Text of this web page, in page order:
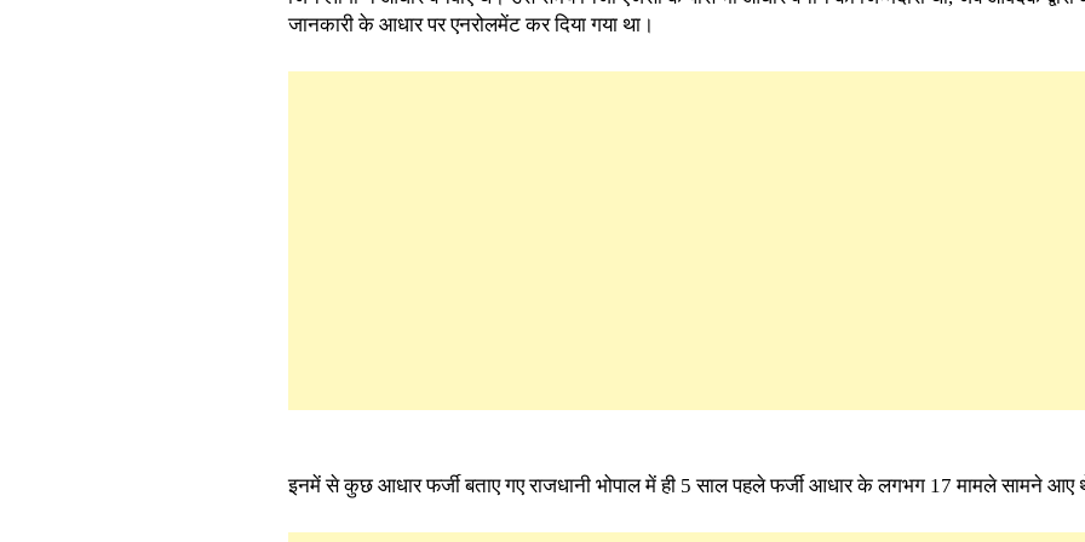
जानकारी के आधार पर एनरोलमेंट कर दिया गया था।
इनमें से कुछ आधार फर्जी बताए गए राजधानी भोपाल में ही 5 साल पहले फर्जी आधार के लगभग 17 मामले सामने आए